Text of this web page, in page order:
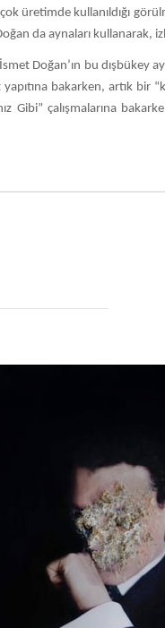
üretimde kullanıldığı
da aynaları
Doğan’ın bu dışbükey
bakarken, artık bir
Gibi” çalışmalarına